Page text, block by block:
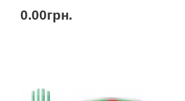
0.00грн.